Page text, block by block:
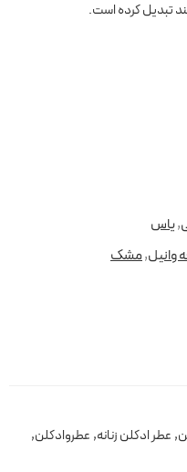
تبدیل کرده است.
,یاس
وانیل,مشک
, عطر ادکلن زنانه, عطروادکلن,